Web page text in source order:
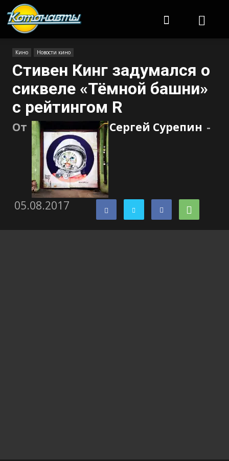
Кино Новости кино
Стивен Кинг задумался о
сиквеле «Тёмной башни»
с рейтингом R
От Сергей Сурепин -
05.08.2017